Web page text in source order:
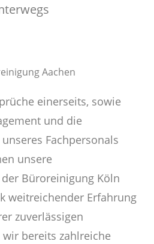
einerseits, sowie
und die
Fachpersonals
unsere
Büroreinigung Köln
weitreichender Erfahrung
zuverlässigen
bereits zahlreiche